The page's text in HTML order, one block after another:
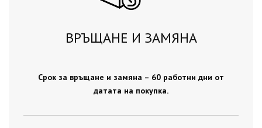
ВРЪЩАНЕ И ЗАМЯНА
Срок за връщане и замяна – 60 работни дни от
датата на покупка.